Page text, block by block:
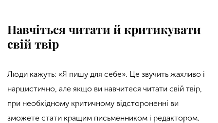
Навчіться читати й критикувати
свій твір
Люди кажуть: «Я пишу для себе». Це звучить жахливо і
нарцистично, але якщо ви навчитеся читати свій твір,
при необхідному критичному відстороненні ви
зможете стати кращим письменником і редактором.